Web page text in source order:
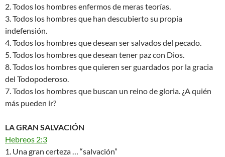
2. Todos los hombres enfermos de meras teorías.
3. Todos los hombres que han descubierto su propia
indefensión.
4. Todos los hombres que desean ser salvados del pecado.
5. Todos los hombres que desean tener paz con Dios.
8. Todos los hombres que quieren ser guardados por la gracia
del Todopoderoso.
7. Todos los hombres que buscan un reino de gloria. ¿A quién
más pueden ir?
LA GRAN SALVACIÓN
Hebreos 2:3
1. Una gran certeza … “salvación”